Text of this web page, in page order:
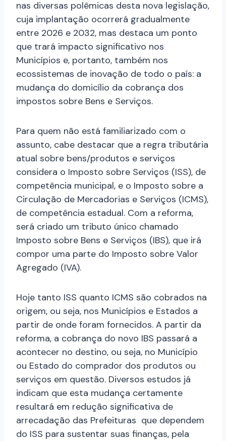
nas diversas polêmicas desta nova legislação,
cuja implantação ocorrerá gradualmente
entre 2026 e 2032, mas destaca um ponto
que trará impacto significativo nos
Municípios e, portanto, também nos
ecossistemas de inovação de todo o país: a
mudança do domicílio da cobrança dos
impostos sobre Bens e Serviços.
Para quem não está familiarizado com o
assunto, cabe destacar que a regra tributária
atual sobre bens/produtos e serviços
considera o Imposto sobre Serviços (ISS), de
competência municipal, e o Imposto sobre a
Circulação de Mercadorias e Serviços (ICMS),
de competência estadual. Com a reforma,
será criado um tributo único chamado
Imposto sobre Bens e Serviços (IBS), que irá
compor uma parte do Imposto sobre Valor
Agregado (IVA).
Hoje tanto ISS quanto ICMS são cobrados na
origem, ou seja, nos Municípios e Estados a
partir de onde foram fornecidos. A partir da
reforma, a cobrança do novo IBS passará a
acontecer no destino, ou seja, no Município
ou Estado do comprador dos produtos ou
serviços em questão. Diversos estudos já
indicam que esta mudança certamente
resultará em redução significativa de
arrecadação das Prefeituras que dependem
do ISS para sustentar suas finanças, pela